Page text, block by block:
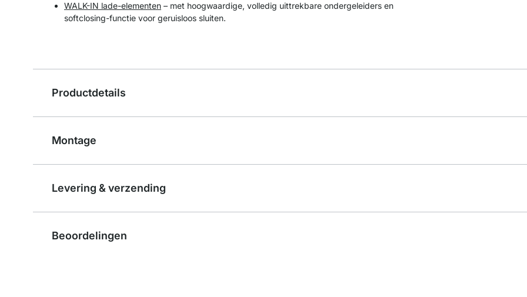
WALK-IN lade-elementen – met hoogwaardige, volledig uittrekbare ondergeleiders en
softclosing-functie voor geruisloos sluiten.
Productdetails
Montage
Levering & verzending
Beoordelingen